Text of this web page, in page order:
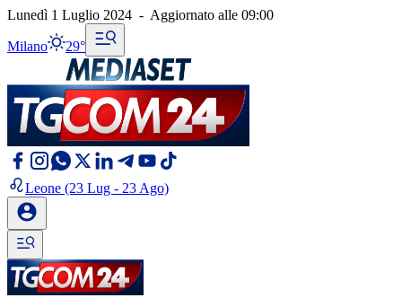
Lunedì 1 Luglio 2024 - Aggiornato alle 09:00
Milano 29°
Leone (23 Lug - 23 Ago)